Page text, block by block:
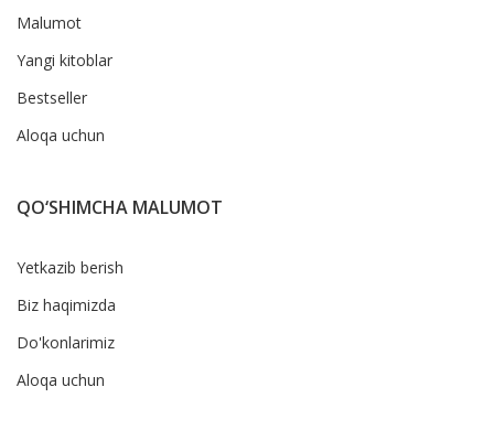
Malumot
Yangi kitoblar
Bestseller
Aloqa uchun
QO‘SHIMCHA MALUMOT
Yetkazib berish
Biz haqimizda
Do'konlarimiz
Aloqa uchun